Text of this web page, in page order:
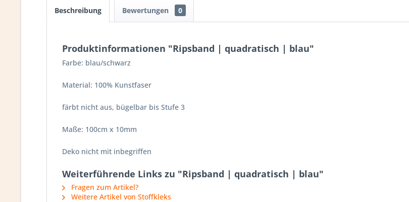
Beschreibung Bewertungen 0
Produktinformationen "Ripsband | quadratisch | blau"
Farbe: blau/schwarz
Material: 100% Kunstfaser
färbt nicht aus, bügelbar bis Stufe 3
Maße: 100cm x 10mm
Deko nicht mit inbegriffen
Weiterführende Links zu "Ripsband | quadratisch | blau"
Fragen zum Artikel?
Weitere Artikel von Stoffkleks